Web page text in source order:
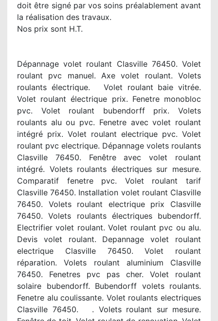
doit être signé par vos soins préalablement avant
la réalisation des travaux.
Nos prix sont H.T.
Dépannage volet roulant Clasville 76450. Volet
roulant pvc manuel. Axe volet roulant. Volets
roulants électrique. Volet roulant baie vitrée.
Volet roulant électrique prix. Fenetre monobloc
pvc. Volet roulant bubendorff prix. Volets
roulants alu ou pvc. Fenetre avec volet roulant
intégré prix. Volet roulant electrique pvc. Volet
roulant pvc electrique. Dépannage volets roulants
Clasville 76450. Fenêtre avec volet roulant
intégré. Volets roulants électriques sur mesure.
Comparatif fenetre pvc. Volet roulant tarif
Clasville 76450. Installation volet roulant Clasville
76450. Volets roulant electrique prix Clasville
76450. Volets roulants électriques bubendorff.
Electrifier volet roulant. Volet roulant pvc ou alu.
Devis volet roulant. Depannage volet roulant
electrique Clasville 76450. Volet roulant
réparation. Volets roulant aluminium Clasville
76450. Fenetres pvc pas cher. Volet roulant
solaire bubendorff. Bubendorff volets roulants.
Fenetre alu coulissante. Volet roulants electriques
Clasville 76450. . Volets roulant sur mesure.